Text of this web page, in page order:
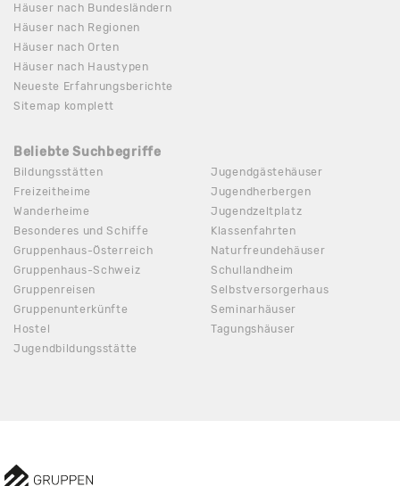
Häuser nach Bundesländern
Häuser nach Regionen
Häuser nach Orten
Häuser nach Haustypen
Neueste Erfahrungsberichte
Sitemap komplett
Beliebte Suchbegriffe
Bildungsstätten
Freizeitheime
Wanderheime
Besonderes und Schiffe
Gruppenhaus-Österreich
Gruppenhaus-Schweiz
Gruppenreisen
Gruppenunterkünfte
Hostel
Jugendbildungsstätte
Jugendgästehäuser
Jugendherbergen
Jugendzeltplatz
Klassenfahrten
Naturfreundehäuser
Schullandheim
Selbstversorgerhaus
Seminarhäuser
Tagungshäuser